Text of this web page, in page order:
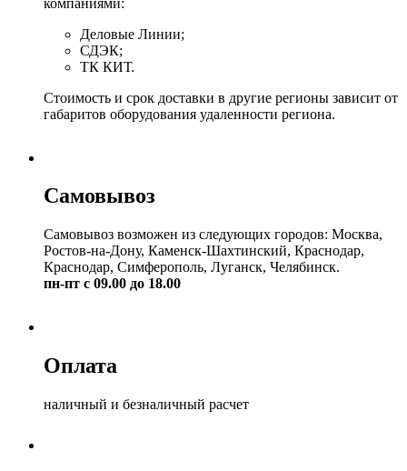
Деловые Линии;
СДЭК;
ТК КИТ.
Стоимость и срок доставки в другие регионы зависит от
габаритов оборудования удаленности региона.
Самовывоз
Самовывоз возможен из следующих городов: Москва,
Ростов-на-Дону, Каменск-Шахтинский, Краснодар,
Краснодар, Симферополь, Луганск, Челябинск.
пн-пт с 09.00 до 18.00
Оплата
наличный и безналичный расчет